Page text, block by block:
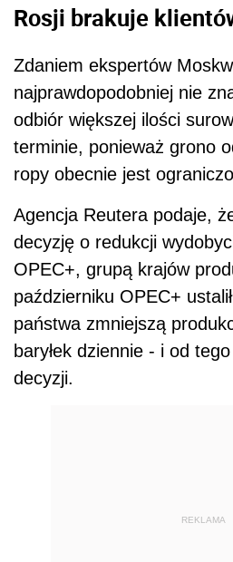
Rosji brakuje
Zdaniem ekspertów
najprawdopodobniej nie
odbiór większej ilości
terminie, ponieważ grono
ropy obecnie jest
Agencja Reutera podaje,
decyzję o redukcji
OPEC+, grupą krajów
październiku OPEC+
państwa zmniejszą
baryłek dziennie - i od
decyzji.
REKLAMA